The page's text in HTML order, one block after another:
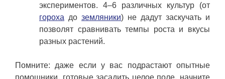
экспериментов. 4–6 различных культур (от
гороха до земляники) не дадут заскучать и
позволят сравнивать темпы роста и вкусы
разных растений.
Помните: даже если у вас подрастают опытные
помощники, готовые засадить целое поле, начните